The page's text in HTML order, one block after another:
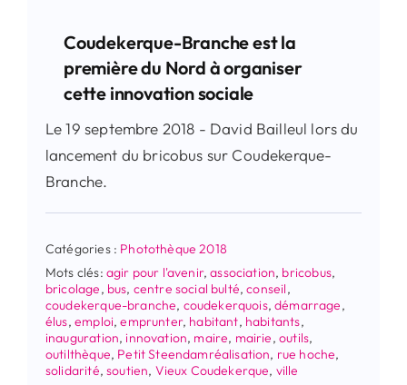
Coudekerque-Branche est la
première du Nord à organiser
cette innovation sociale
Le 19 septembre 2018 - David Bailleul lors du
lancement du bricobus sur Coudekerque-
Branche.
Catégories : Photothèque 2018
Mots clés: agir pour l'avenir,association, bricobus,
bricolage, bus, centre social bulté,conseil,
coudekerque-branche, coudekerquois,démarrage,
élus,emploi,emprunter, habitant, habitants,
inauguration, innovation, maire, mairie, outils,
outilthèque, Petit Steendamréalisation, rue hoche,
solidarité,soutien, Vieux Coudekerque, ville